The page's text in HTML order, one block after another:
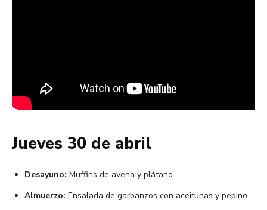
Jueves 30 de abril
Desayuno: Muffins de avena y plátano.
Almuerzo: Ensalada de garbanzos con aceitunas y pepino.